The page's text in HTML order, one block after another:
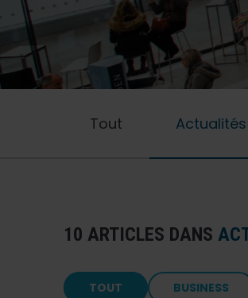
Tout Actualités
10 ARTICLES DANS
TOUT BUSINESS